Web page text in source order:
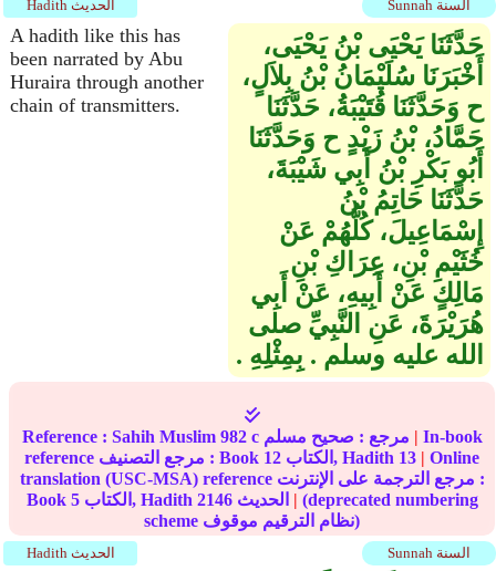
Sunnah السنة Hadith الحديث
A hadith like this has
been narrated by Abu
Huraira through another
chain of transmitters.
حَدَّثَنَا يَحْيَى بْنُ يَحْيَى،
أَخْبَرَنَا سُلَيْمَانُ بْنُ بِلاَلٍ،
ح وَحَدَّثَنَا قُتَيْبَةُ، حَدَّثَنَا
حَمَّادُ، بْنُ زَيْدٍ ح وَحَدَّثَنَا
أَبُو بَكْرِ بْنُ أَبِي شَيْبَةَ،
حَدَّثَنَا حَاتِمُ بْنُ
إِسْمَاعِيلَ، كُلُّهُمْ عَنْ
خُثَيْمِ بْنِ، عِرَاكِ بْنِ
مَالِكٍ عَنْ أَبِيهِ، عَنْ أَبِي
هُرَيْرَةَ، عَنِ النَّبِيِّ صلى
الله عليه وسلم ‏.‏ بِمِثْلِهِ ‏.‏
Reference : Sahih Muslim 982 c مرجع : صحيح مسلم | In-book
reference مرجع التصنيف : Book 12 الكتاب, Hadith 13 | Online
translation (USC-MSA) reference مرجع الترجمة على الإنترنت :
Book 5 الكتاب, Hadith 2146 | (deprecated numbering
scheme نظام الترقيم موقوف)
Sunnah السنة Hadith الحديث